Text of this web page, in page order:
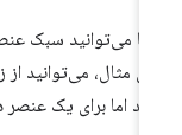
می‌توانید سبک عنصر
مثال، می‌توانید از
اما برای یک عنصر